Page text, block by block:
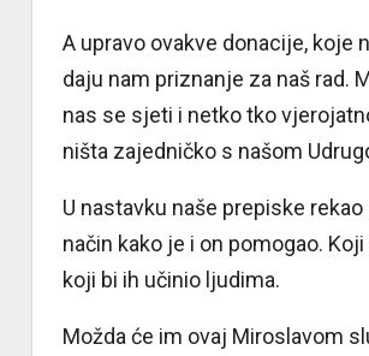
A upravo ovakve donacije, koje
daju nam priznanje za naš rad.
nas se sjeti i netko tko
ništa zajedničko s našom
U nastavku naše prepiske
način kako je i on pomogao.
koji bi ih učinio ljudima.
Možda će im ovaj Miroslavom